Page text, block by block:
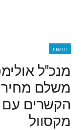
חדשות
מנכ"ל
משלם
הקשרים עם
מקסוול